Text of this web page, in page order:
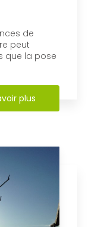
de
peut
que la pose
plus